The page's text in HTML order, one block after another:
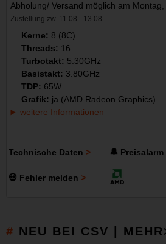
Abholung/ Versand möglich am
Zustellung zw. 11.08 - 13.08
Kerne: 8 (8C)
Threads: 16
Turbotakt: 5.30GHz
Basistakt: 3.80GHz
TDP: 65W
Grafik: ja (AMD Radeon Graphics)
weitere Informationen
Technische Daten 🔔
💀 Fehler melden
NEU BEI CSV |